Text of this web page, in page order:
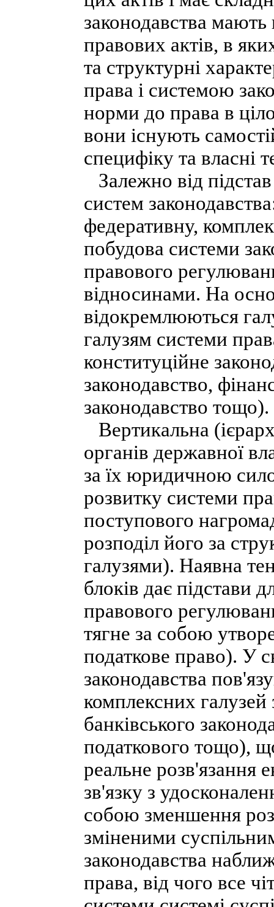
законодавства мають
правових актів, в
та структурні
права і системою
норми до права в
вони існують
специфіку та власні
Залежно від
систем
федеративну,
побудова системи
правового
відносинами. На
відокремлюються
галузям системи
конституційне
законодавство,
законодавство тощо).
Вертикальна
органів державної
за їх юридичною
розвитку системи
поступового
розподіл його за
галузями). Наявна
блоків дає підстави
правового
тягне за собою
податкове право). У
законодавства
комплексних галузей
банківського
податкового тощо),
реальне розв'язання
зв'язку з
собою зменшення
зміненими
законодавства
права, від чого все